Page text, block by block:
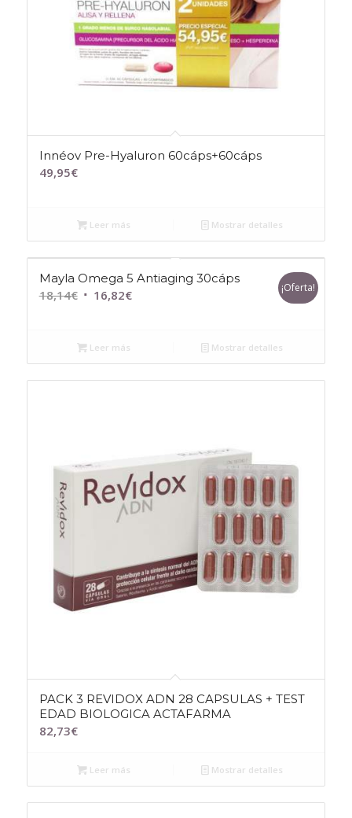
Innéov Pre-Hyaluron 60cáps+60cáps
49,95€
Leer más Mostrar detalles
Mayla Omega 5 Antiaging 30cáps
18,14€ El
era:
16,82€El
¡Oferta!
Leer más Mostrar detalles
PACK 3 REVIDOX ADN 28 CAPSULAS + TEST
EDAD BIOLOGICA ACTAFARMA
82,73€
Leer más Mostrar detalles